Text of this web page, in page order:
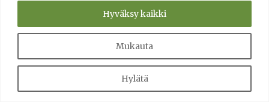
Mukauta
Hylätä
Hyväksy kaikki
Sähkökiukaan kivien vaihto
Saunarakennuksen rakennuslupa
Puukiukaan valinta